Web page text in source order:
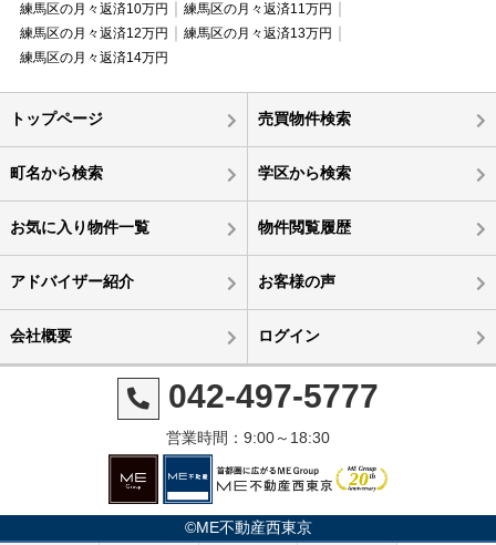
練馬区の月々返済10万円
練馬区の月々返済11万円
練馬区の月々返済12万円
練馬区の月々返済13万円
練馬区の月々返済14万円
トップページ 売買物件検索
町名から検索 学区から検索
お気に入り物件一覧 物件閲覧履歴
アドバイザー紹介 お客様の声
会社概要 ログイン
042-497-5777
営業時間：9:00～18:30
©ME不動産西東京